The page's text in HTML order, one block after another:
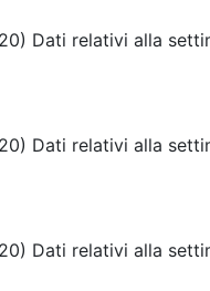
Dati relativi alla
Dati relativi alla
Dati relativi alla